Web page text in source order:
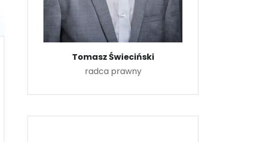
Tomasz Świeciński
radca prawny